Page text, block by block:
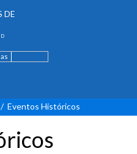
DE
/ Eventos Históricos